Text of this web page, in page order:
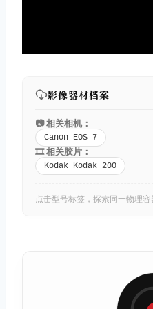
影像器材档案
📷 相关相机：
Canon EOS 7
🎞️ 相关胶片：
Kodak Kodak 200
点击型号标签，探索同一物理容